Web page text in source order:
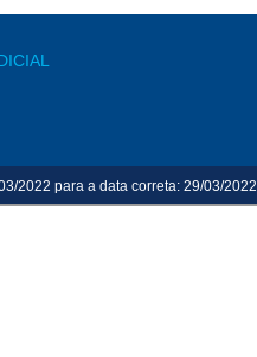
2022 para a data correta: 29/03/2022